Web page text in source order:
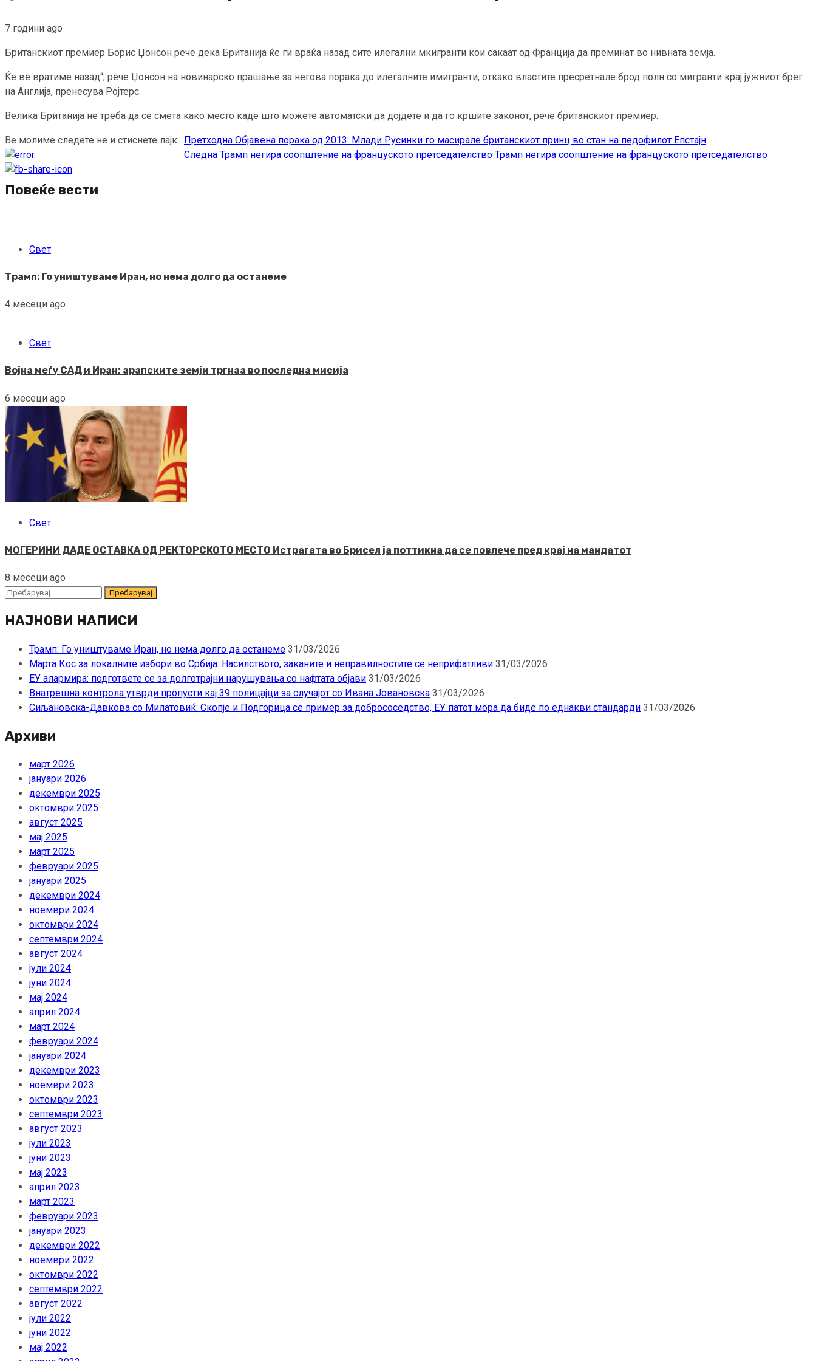
7 години ago
Британскиот премиер Борис Џонсон рече дека Британија ќе ги враќа назад сите илегални мкигранти кои сакаат од Франција да преминат во нивната земја.
Ќе ве вратиме назад“, рече Џонсон на новинарско прашање за негова порака до илегалните имигранти, откако властите пресретнале брод полн со мигранти крај јужниот брег
на Англија, пренесува Ројтерс.
Велика Британија не треба да се смета како место каде што можете автоматски да дојдете и да го кршите законот, рече британскиот премиер.
Ве молиме следете не и стиснете лајк:
Continue
Reading
Претходна Објавена порака од 2013: Млади Русинки го масирале британскиот принц во стан на педофилот Епстајн
Следна Трамп негира соопштение на француското претседателство Трамп негира соопштение на француското претседателство
Повеќе вести
Свет
Трамп: Го уништуваме Иран, но нема долго да останеме
4 месеци ago
Свет
Војна меѓу САД и Иран: арапските земји тргнаа во последна мисија
6 месеци ago
Свет
МОГЕРИНИ ДАДЕ ОСТАВКА ОД РЕКТОРСКОТО МЕСТО Истрагата во Брисел ја поттикна да се повлече пред крај на мандатот
8 месеци ago
Пребарувај
НАЈНОВИ НАПИСИ
Трамп: Го уништуваме Иран, но нема долго да останеме 31/03/2026
Марта Кос за локалните избори во Србија: Насилството, заканите и неправилностите се неприфатливи 31/03/2026
ЕУ алармира: подгответе се за долготрајни нарушувања со нафтата објави 31/03/2026
Внатрешна контрола утврди пропусти кај 39 полицајци за случајот со Ивана Јовановска 31/03/2026
Сиљановска-Давкова со Милатовиќ: Скопје и Подгорица се пример за добрососедство, ЕУ патот мора да биде по еднакви стандарди 31/03/2026
Архиви
март 2026
јануари 2026
декември 2025
октомври 2025
август 2025
мај 2025
март 2025
февруари 2025
јануари 2025
декември 2024
ноември 2024
октомври 2024
септември 2024
август 2024
јули 2024
јуни 2024
мај 2024
април 2024
март 2024
февруари 2024
јануари 2024
декември 2023
ноември 2023
октомври 2023
септември 2023
август 2023
јули 2023
јуни 2023
мај 2023
април 2023
март 2023
февруари 2023
јануари 2023
декември 2022
ноември 2022
октомври 2022
септември 2022
август 2022
јули 2022
јуни 2022
мај 2022